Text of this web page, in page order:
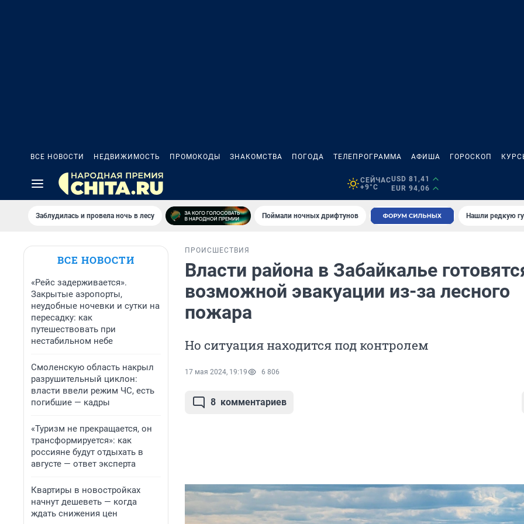
ВСЕ НОВОСТИ НЕДВИЖИМОСТЬ ПРОМОКОДЫ ЗНАКОМСТВА ПОГОДА ТЕЛЕПРОГРАММА АФИША ГОРОСКОП
СЕЙЧАС
+9°C
USD 81,41
EUR 94,06
Заблудилась и провела ночь в лесу Поймали ночных дрифтунов Нашли редкую
ВСЕ НОВОСТИ
«Рейс задерживается».
Закрытые аэропорты,
неудобные ночевки и сутки на
пересадку: как
путешествовать при
нестабильном небе
Смоленскую область накрыл
разрушительный циклон:
власти ввели режим ЧС, есть
погибшие — кадры
«Туризм не прекращается, он
трансформируется»: как
россияне будут отдыхать в
августе — ответ эксперта
Квартиры в новостройках
начнут дешеветь — когда
ждать снижения цен
ПРОИСШЕСТВИЯ
Власти района в Забайкалье
возможной эвакуации из-за лесного
пожара
Но ситуация находится под контролем
17 мая 2024, 19:19 6 806
8 комментариев